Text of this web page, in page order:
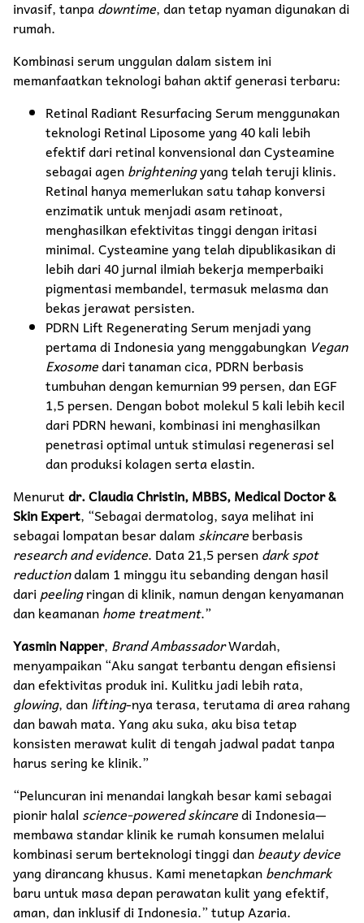
invasif, tanpadowntime, dan tetap nyaman digunakan di
rumah.
Kombinasi serum unggulan dalam sistem ini
memanfaatkan teknologi bahan aktif generasi terbaru:
Retinal Radiant Resurfacing Serum menggunakan
teknologi Retinal Liposome yang 40 kali lebih
efektif dari retinal konvensional dan Cysteamine
sebagai agenbrighteningyang telah teruji klinis.
Retinal hanya memerlukan satu tahap konversi
enzimatik untuk menjadi asam retinoat,
menghasilkan efektivitas tinggi dengan iritasi
minimal. Cysteamine yang telah dipublikasikan di
lebih dari 40 jurnal ilmiah bekerja memperbaiki
pigmentasi membandel, termasuk melasma dan
bekas jerawat persisten.
PDRN Lift Regenerating Serum menjadi yang
pertama di Indonesia yang menggabungkan Vegan
Exosomedari tanaman cica, PDRN berbasis
tumbuhan dengan kemurnian 99 persen, dan EGF
1,5 persen. Dengan bobot molekul 5 kali lebih kecil
dari PDRN hewani, kombinasi ini menghasilkan
penetrasi optimal untuk stimulasi regenerasi sel
dan produksi kolagen serta elastin.
Menurutdr. Claudia Christin, MBBS, Medical Doctor &
Skin Expert, “Sebagai dermatolog, saya melihat ini
sebagai lompatan besar dalam skincareberbasis
research and evidence. Data 21,5 persendark spot
reductiondalam 1 minggu itu sebanding dengan hasil
dari peelingringan di klinik, namun dengan kenyamanan
dan keamananhome treatment.”
Yasmin Napper, Brand AmbassadorWardah,
menyampaikan “Aku sangat terbantu dengan efisiensi
dan efektivitas produk ini. Kulitku jadi lebih rata,
glowing, danlifting-nya terasa, terutama di area rahang
dan bawah mata. Yang aku suka, aku bisa tetap
konsisten merawat kulit di tengah jadwal padat tanpa
harus sering ke klinik.”
“Peluncuran ini menandai langkah besar kami sebagai
pionir halal science-powered skincaredi Indonesia—
membawa standar klinik ke rumah konsumen melalui
kombinasi serum berteknologi tinggi danbeauty device
yang dirancang khusus. Kami menetapkanbenchmark
baru untuk masa depan perawatan kulit yang efektif,
aman, dan inklusif di Indonesia.” tutup Azaria.